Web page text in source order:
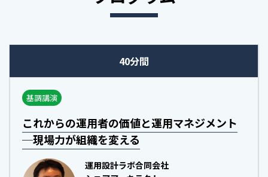
40分間
基調講演
これからの運用者の価値と運用マネジメント
─現場力が組織を変える
運用設計ラボ合同会社